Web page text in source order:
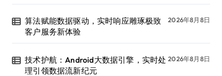
算法赋能数据驱动，实时响应雕琢极致
客户服务新体验
2026年8月8日
技术护航：Android大数据引擎，实时处
理引领数据流新纪元
2026年8月8日